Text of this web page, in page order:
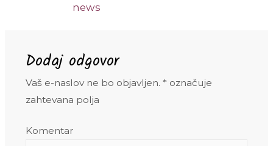
news
Dodaj odgovor
Vaš e-naslov ne bo objavljen. * označuje
zahtevana polja
Komentar